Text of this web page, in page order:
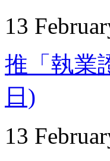
13
推「執業
日)
13